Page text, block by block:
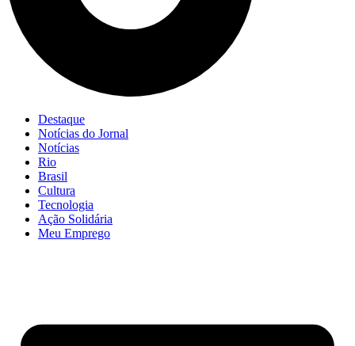
Destaque
Notícias do Jornal
Notícias
Rio
Brasil
Cultura
Tecnologia
Ação Solidária
Meu Emprego